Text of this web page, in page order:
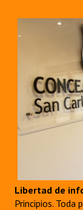
Libertad de
Principios. Toda